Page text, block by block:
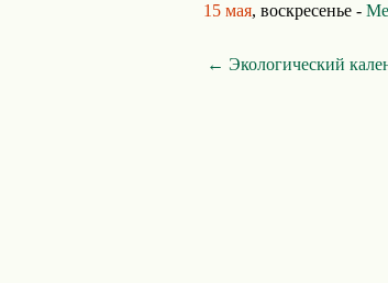
15 мая, воскресенье -
← Экологический